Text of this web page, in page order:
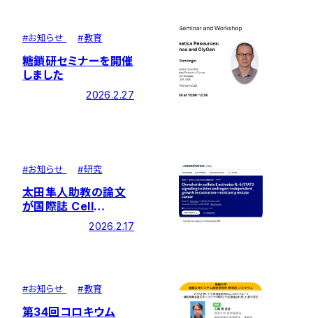
#お知らせ #教育
糖鎖研セミナーを開催
しました
2026.2.27
#お知らせ #研究
太田隼人助教の論文
が国際誌 Cell
Communication
and Signaling に掲
2026.2.17
#お知らせ #教育
第34回コロキウム